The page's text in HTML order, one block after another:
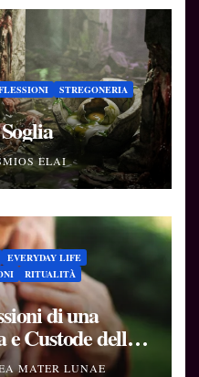
STREGONERIA
ELAI
EVERYDAY LIFE
RITUALITÀ
di una
e Custode delle
MATER LUNAE